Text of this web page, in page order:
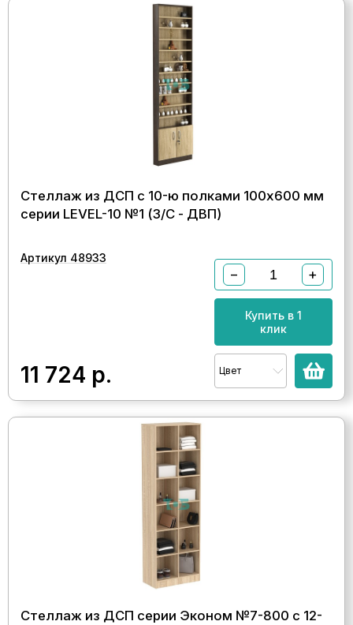
Стеллаж из ДСП с 10-ю полками 100x600 мм
серии LEVEL-10 №1 (З/C - ДВП)
Артикул 48933
11 724 р.
− +
Купить в 1
клик
Цвет
Стеллаж из ДСП серии Эконом №7-800 с 12-